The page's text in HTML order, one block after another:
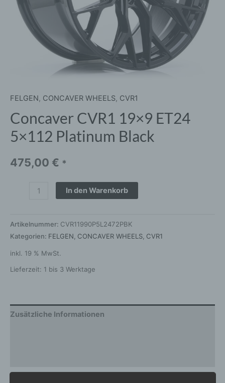
FELGEN, CONCAVER WHEELS, CVR1
Concaver CVR1 19×9 ET24
5×112 Platinum Black
475,00 € *
In den Warenkorb
Artikelnummer: CVR11990P5L2472PBK
Kategorien: FELGEN CONCAVER WHEELS CVR1
inkl. 19 % MwSt.
Lieferzeit: 1 bis 3 Werktage
Zusätzliche Informationen